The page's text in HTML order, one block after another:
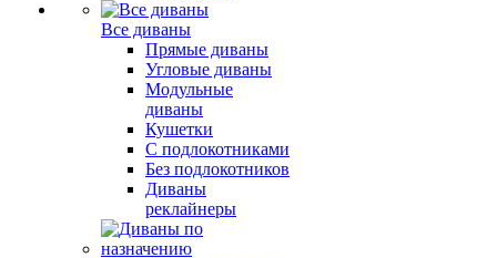
Все диваны
Прямые диваны
Угловые диваны
Модульные
диваны
Кушетки
С подлокотниками
Без подлокотников
Диваны
реклайнеры